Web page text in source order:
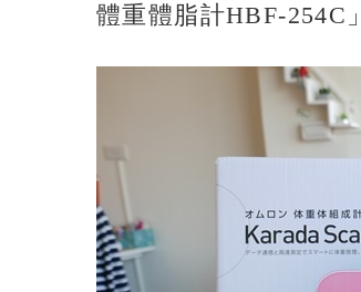
體重體脂計HBF-254C」